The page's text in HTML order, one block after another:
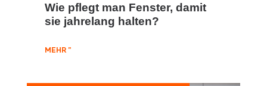
Wie pflegt man Fenster, damit
sie jahrelang halten?
MEHR "